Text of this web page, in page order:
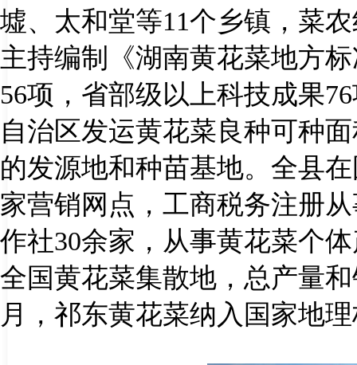
墟、太和堂等11个乡镇，菜
主持编制《湖南黄花菜地方
56项，省部级以上科技成果76
自治区发运黄花菜良种可种
的发源地和种苗基地。全县
家营销网点，工商税务注册
作社30余家，从事黄花菜个
全国黄花菜集散地，总产量
月，祁东黄花菜纳入国家地